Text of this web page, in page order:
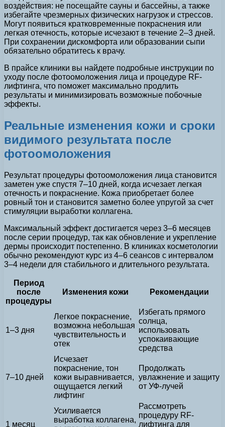
воздействия: не посещайте сауны и бассейны, а также
избегайте чрезмерных физических нагрузок и стрессов.
Могут появиться кратковременные покраснения или
легкая отечность, которые исчезают в течение 2–3 дней.
При сохранении дискомфорта или образовании сыпи
обязательно обратитесь к врачу.
В прайсе клиники вы найдете подробные инструкции по
уходу после фотоомоложения лица и процедуре RF-
лифтинга, что поможет максимально продлить
результаты и минимизировать возможные побочные
эффекты.
Реальные изменения кожи и сроки
видимого результата после
фотоомоложения
Результат процедуры фотоомоложения лица становится
заметен уже спустя 7–10 дней, когда исчезает легкая
отечность и покраснение. Кожа приобретает более
ровный тон и становится заметно более упругой за счет
стимуляции выработки коллагена.
Максимальный эффект достигается через 3–6 месяцев
после серии процедур, так как обновление и укрепление
дермы происходит постепенно. В клиниках косметологии
обычно рекомендуют курс из 4–6 сеансов с интервалом
3–4 недели для стабильного и длительного результата.
Период
после
процедуры
Изменения кожи Рекомендации
1–3 дня
Легкое покраснение,
возможна небольшая
чувствительность и
отек
Избегать прямого
солнца,
использовать
успокаивающие
средства
7–10 дней
Исчезает
покраснение, тон
кожи выравнивается,
ощущается легкий
лифтинг
Продолжать
увлажнение и защиту
от УФ-лучей
1 месяц
Усиливается
выработка коллагена,
Рассмотреть
процедуру RF-
лифтинга для